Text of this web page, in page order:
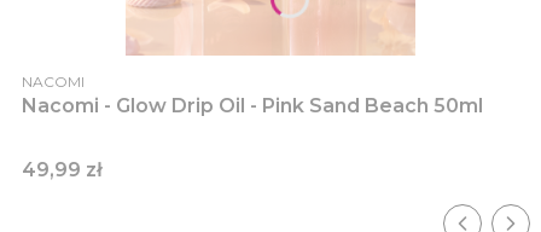
PRODUCENT
NACOMI
Nacomi - Glow Drip Oil - Pink Sand Beach 50ml
Cena
49,99 zł